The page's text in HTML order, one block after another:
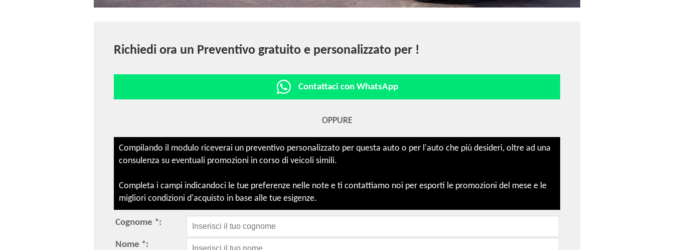
Richiedi ora un Preventivo gratuito e personalizzato per !
Contattaci con WhatsApp
OPPURE
Compilando il modulo riceverai un preventivo personalizzato per questa auto o per l'auto che più desideri, oltre ad una
consulenza su eventuali promozioni in corso di veicoli simili.
Completa i campi indicandoci le tue preferenze nelle note e ti contattiamo noi per esporti le promozioni del mese e le
migliori condizioni d'acquisto in base alle tue esigenze.
Cognome *:
Nome *: